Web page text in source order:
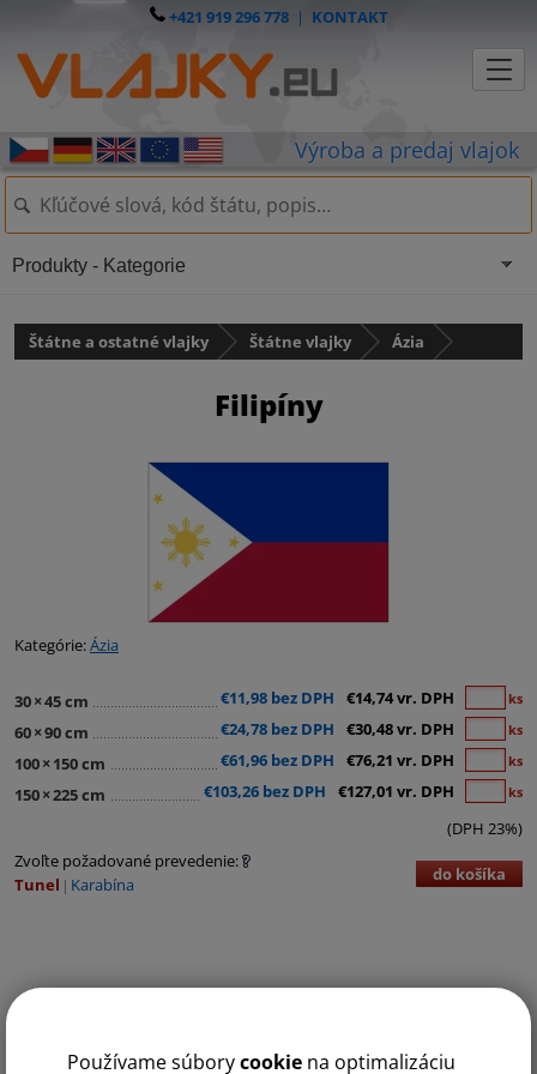
Používame súborycookie na optimalizáciu
+421 919 296 778| KONTAKT
Štátne a ostatné vlajky Štátne vlajky Ázia
Filipíny
Kategórie:Ázia
30×45 cm €11,98 bez DPH €14,74 vr. DPH ks
60×90 cm €24,78 bez DPH €30,48 vr. DPH ks
100× 150 cm €61,96 bez DPH €76,21 vr. DPH ks
150×225 cm €103,26 bez DPH €127,01 vr. DPH ks
(DPH 23%)
Zvoľte požadované prevedenie:
Tunel
Karabína do košíka
Produkty - Kategorie